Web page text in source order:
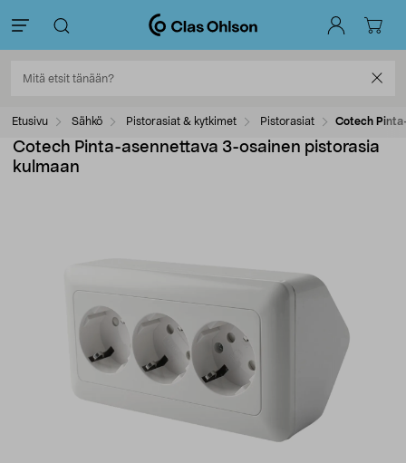
Etusivu Sähkö Pistorasiat & kytkimet Pistorasiat Cotech
Cotech Pinta-asennettava 3-osainen pistorasia
kulmaan